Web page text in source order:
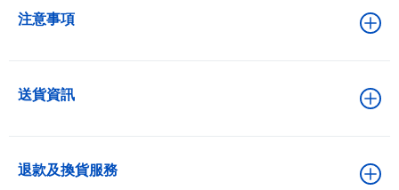
注意事項
送貨資訊
退款及換貨服務